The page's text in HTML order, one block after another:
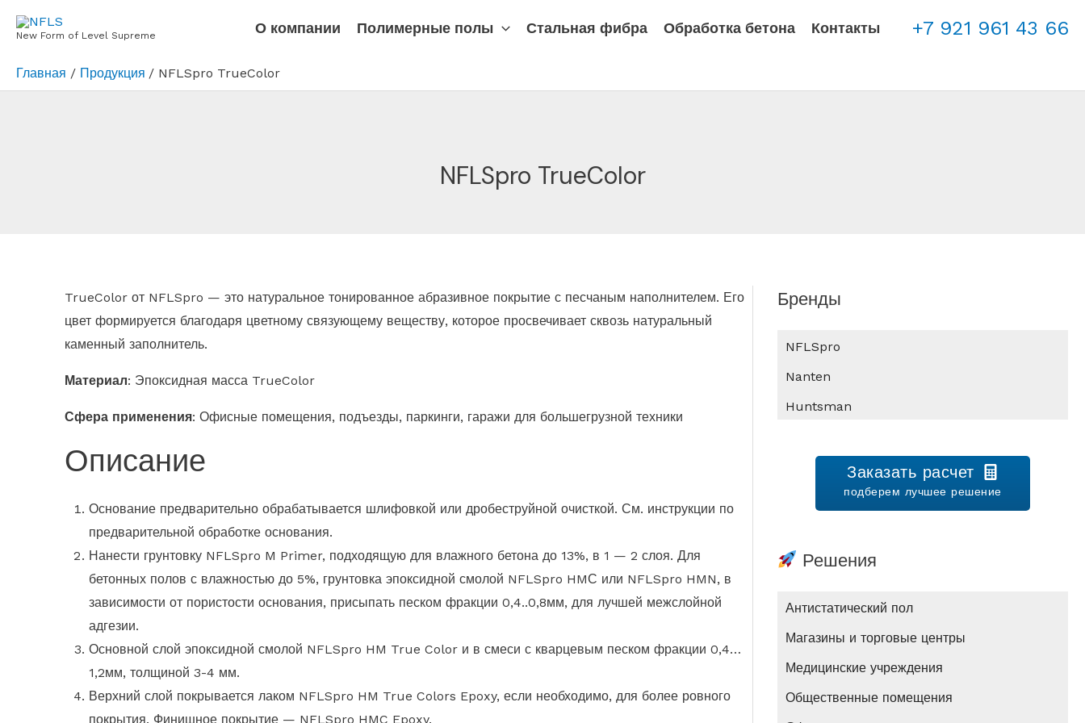
New Form of Level Supreme О компании Полимерные полы Стальная фибра Обработка бетона Контакты +7 921 961 43 66
Главная Продукция NFLSpro TrueColor
NFLSpro TrueColor
TrueColor от NFLSpro — это натуральное тонированное абразивное покрытие с песчаным наполнителем. Его
цвет формируется благодаря цветному связующему веществу, которое просвечивает сквозь натуральный
каменный заполнитель.
Материал: Эпоксидная масса TrueColor
Сфера применения: Офисные помещения, подъезды, паркинги, гаражи для большегрузной техники
Описание
Основание предварительно обрабатывается шлифовкой или дробеструйной очисткой. См. инструкции по
предварительной обработке основания.
Нанести грунтовку NFLSpro M Primer, подходящую для влажного бетона до 13%, в 1 — 2 слоя. Для
бетонных полов с влажностью до 5%, грунтовка эпоксидной смолой NFLSpro HMС или NFLSpro HMN, в
зависимости от пористости основания, присыпать песком фракции 0,4..0,8мм, для лучшей межслойной
адгезии.
Основной слой эпоксидной смолой NFLSpro HM True Color и в смеси с кварцевым песком фракции 0,4…
1,2мм, толщиной 3-4 мм.
Верхний слой покрывается лаком NFLSpro HM True Colors Epoxy, если необходимо, для более ровного
покрытия. Финишное покрытие — NFLSpro HMC Epoxy.
Бренды
NFLSpro
Nanten
Huntsman
Заказать расчет
подберем лучшее решение
Решения
Антистатический пол
Магазины и торговые центры
Медицинские учреждения
Общественные помещения